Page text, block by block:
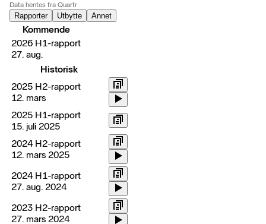
Data hentes fra Quartr
Rapporter Utbytte Annet
Kommende
2026 H1-rapport
27. aug.
Historisk
2025 H2-rapport
12. mars
2025 H1-rapport
15. juli 2025
2024 H2-rapport
12. mars 2025
2024 H1-rapport
27. aug. 2024
2023 H2-rapport
27. mars 2024